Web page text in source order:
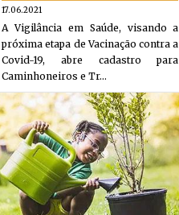
17.06.2021
A Vigilância em Saúde, visando a
próxima etapa de Vacinação contra a
Covid-19, abre cadastro para
Caminhoneiros e Tr...